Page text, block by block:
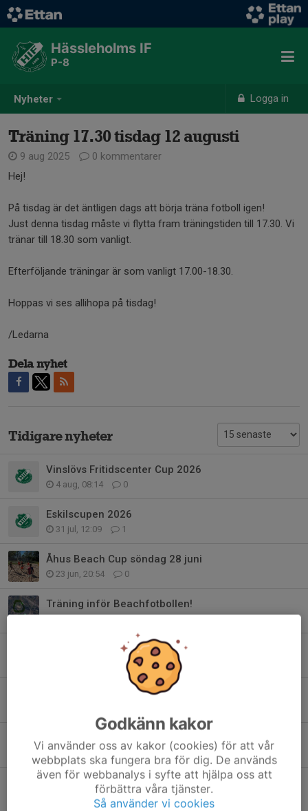
Nyheter Logga in
Hässleholms IF
P-8
Träning 17.30 tisdag 12 augusti
9 aug 2025
0 kommentarer
Hej!
På tisdag är det äntligen dags att börja träna fotboll igen!
Just denna tisdag måste vi flytta fram träningstiden till 17.30. Vi
tränar till 18.30 som vanligt.
Efterföljande träningar är som vanligt 17.00-18.30.
Hoppas vi ses allihopa på tisdag!
/Ledarna
Dela nyhet
Tidigare nyheter
Vinslövs Fritidscenter Cup 2026
4 aug, 08:14 0
Eskilscupen 2026
31 jul, 12:09 1
Åhus Beach Cup söndag 28 juni
23 jun, 20:54 0
Träning inför Beachfotbollen!
22 jun, 21:52 0
Match mot föräldrarna 16/6
0
Träning på valborg 30/4
13 apr, 17:50 0
Uppdaterad! Försäsongscup i Osby 21 mars
18 mar, 21:52 2
Godkänn kakor
Vi använder oss av kakor (cookies) för att vår
webbplats ska fungera bra för dig. De används
även för webbanalys i syfte att hjälpa oss att
förbättra våra tjänster.
Så använder vi cookies